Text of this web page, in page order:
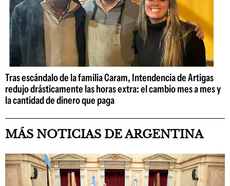
Tras escándalo de la familia Caram, Intendencia de Artigas
redujo drásticamente las horas extra: el cambio mes a mes y
la cantidad de dinero que paga
MÁS NOTICIAS DE ARGENTINA